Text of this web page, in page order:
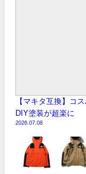
【マキタ互換】コ
DIY塗装が超楽に
2026.07.08